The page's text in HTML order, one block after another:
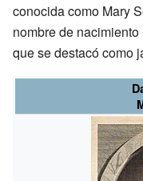
conocida como Mary
nombre de
que se destacó como